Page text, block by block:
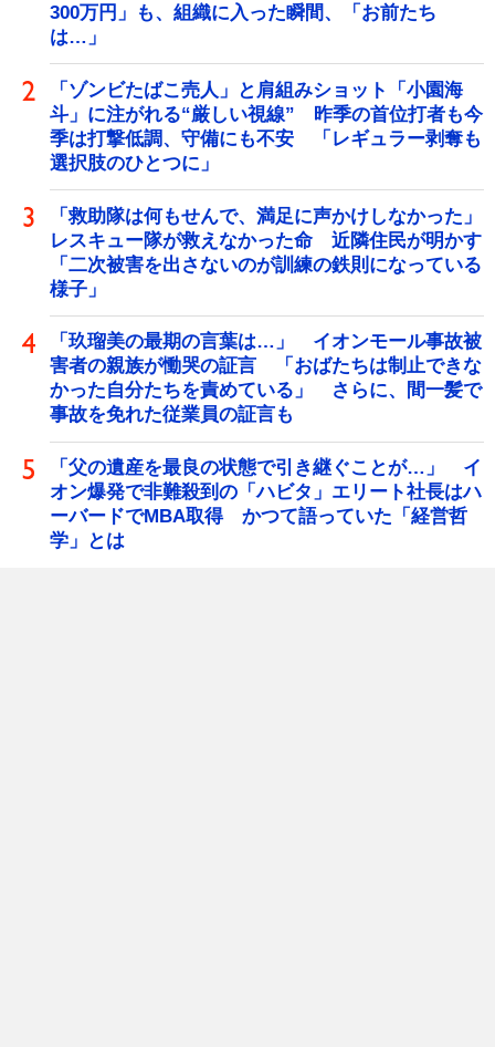
300万円」も、組織に入った瞬間、「お前たち
は…」
「ゾンビたばこ売人」と肩組みショット「小園海
斗」に注がれる“厳しい視線” 昨季の首位打者も今
季は打撃低調、守備にも不安 「レギュラー剥奪も
選択肢のひとつに」
「救助隊は何もせんで、満足に声かけしなかった」
レスキュー隊が救えなかった命 近隣住民が明かす
「二次被害を出さないのが訓練の鉄則になっている
様子」
「玖瑠美の最期の言葉は…」 イオンモール事故被
害者の親族が慟哭の証言 「おばたちは制止できな
かった自分たちを責めている」 さらに、間一髪で
事故を免れた従業員の証言も
「父の遺産を最良の状態で引き継ぐことが…」 イ
オン爆発で非難殺到の「ハビタ」エリート社長はハ
ーバードでMBA取得 かつて語っていた「経営哲
学」とは